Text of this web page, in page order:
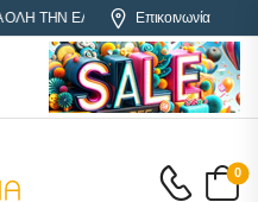
ΕΛΛΑΔΑ Επικοινωνία
0